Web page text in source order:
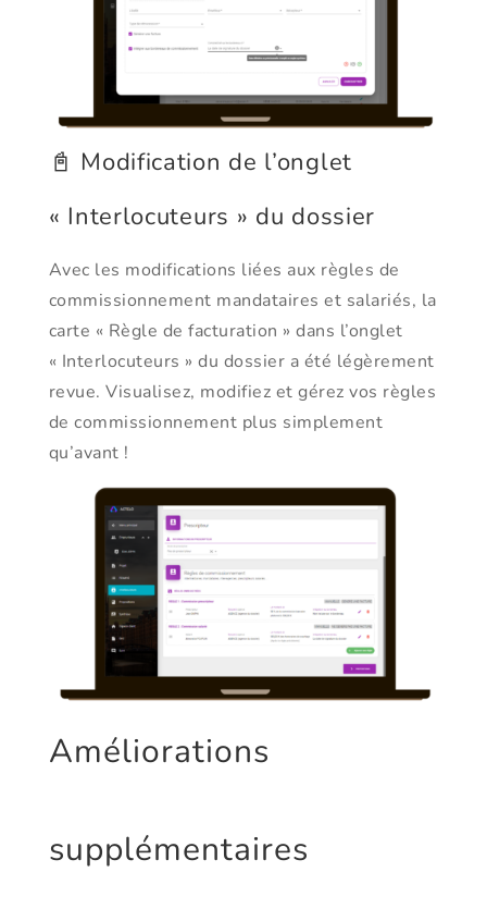
📓 Modification de l’onglet
« Interlocuteurs » du dossier
Avec les modifications liées aux règles de
commissionnement mandataires et salariés, la
carte « Règle de facturation » dans l’onglet
« Interlocuteurs » du dossier a été légèrement
revue. Visualisez, modifiez et gérez vos règles
de commissionnement plus simplement
qu’avant !
Améliorations
supplémentaires